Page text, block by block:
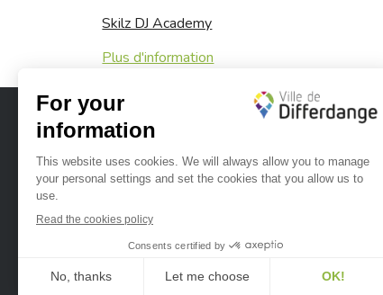
Skilz DJ Academy
Plus d'information
City of Differdange
Ville de Differdange sur Facebook
Ville de Differdange sur Instagram